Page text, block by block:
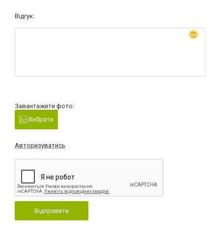
Відгук:
Завантажити фото:
Вибрати
Авторизуватись
Відправити